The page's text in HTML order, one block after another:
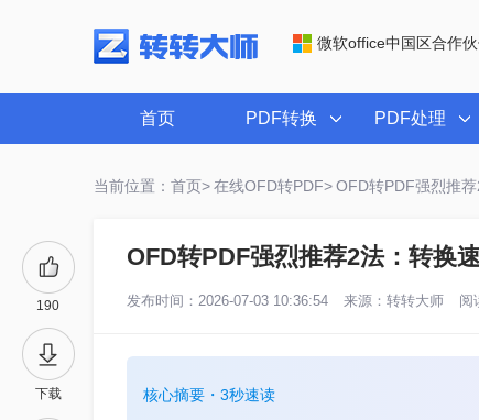
微软office中国区合作
首页 PDF转换 PDF处理
当前位置：首页> 在线OFD转PDF> OFD转PDF强烈推
190
下载
OFD转PDF强烈推荐2法：转换
发布时间：2026-07-03 10:36:54 来源： 转转大师 阅
核心摘要・3秒速读